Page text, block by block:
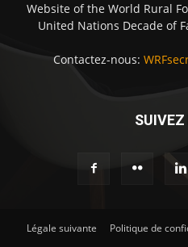
Website of the World Rural
United Nations Decade of
Contactez-nous:
Légale suivante Politique de